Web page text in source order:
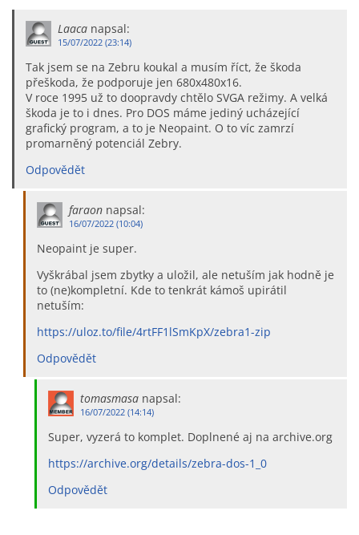
Laaca napsal:
15/07/2022 (23:14)
Tak jsem se na Zebru koukal a musím říct, že škoda
přeškoda, že podporuje jen 680x480x16.
V roce 1995 už to doopravdy chtělo SVGA režimy. A velká
škoda je to i dnes. Pro DOS máme jediný ucházející
grafický program, a to je Neopaint. O to víc zamrzí
promarněný potenciál Zebry.
Odpovědět
faraon napsal:
16/07/2022 (10:04)
Neopaint je super.
Vyškrábal jsem zbytky a uložil, ale netuším jak hodně je
to (ne)kompletní. Kde to tenkrát kámoš upirátil
netuším:
https://uloz.to/file/4rtFF1lSmKpX/zebra1-zip
Odpovědět
tomasmasa napsal:
16/07/2022 (14:14)
Super, vyzerá to komplet. Doplnené aj na archive.org
https://archive.org/details/zebra-dos-1_0
Odpovědět